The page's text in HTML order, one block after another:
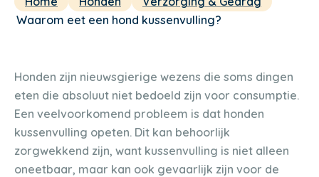
Waarom eet een hond kussenvulling?
Honden zijn nieuwsgierige wezens die soms dingen
eten die absoluut niet bedoeld zijn voor consumptie.
Een veelvoorkomend probleem is dat honden
kussenvulling opeten. Dit kan behoorlijk
zorgwekkend zijn, want kussenvulling is niet alleen
oneetbaar, maar kan ook gevaarlijk zijn voor de